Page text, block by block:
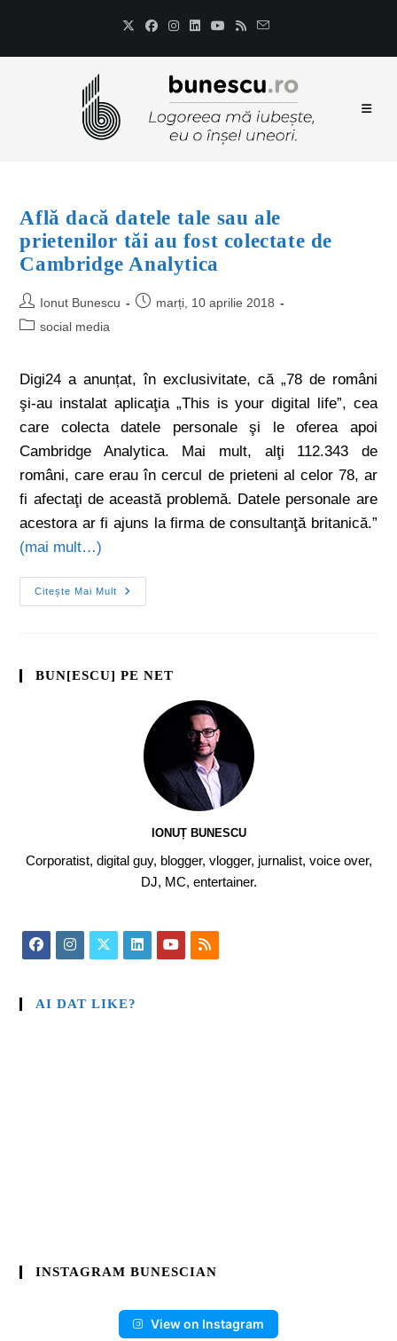
Află dacă datele tale sau ale
prietenilor tăi au fost colectate de
Cambridge Analytica
Ionut Bunescu
marți, 10 aprilie 2018
social media
Digi24 a anunțat, în exclusivitate, că „78 de români
şi-au instalat aplicaţia „This is your digital life”, cea
care colecta datele personale şi le oferea apoi
Cambridge Analytica. Mai mult, alţi 112.343 de
români, care erau în cercul de prieteni al celor 78, ar
fi afectaţi de această problemă. Datele personale are
acestora ar fi ajuns la firma de consultanţă britanică.”
(mai mult…)
Citește Mai Mult
BUN[ESCU] PE NET
IONUȚ BUNESCU
Corporatist, digital guy, blogger, vlogger, jurnalist, voice over,
DJ, MC, entertainer.
AI DAT LIKE?
INSTAGRAM BUNESCIAN
View on Instagram